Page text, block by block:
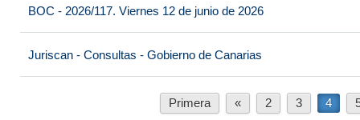
BOC - 2026/117. Viernes 12 de junio de 2026
Juriscan - Consultas - Gobierno de Canarias
Primera « 2 3 4